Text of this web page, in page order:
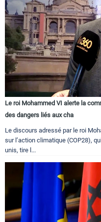
Le roi Mohammed VI alerte la
des dangers liés aux cha
Le discours adressé par le roi
sur l’action climatique (COP28),
unis, tire l...